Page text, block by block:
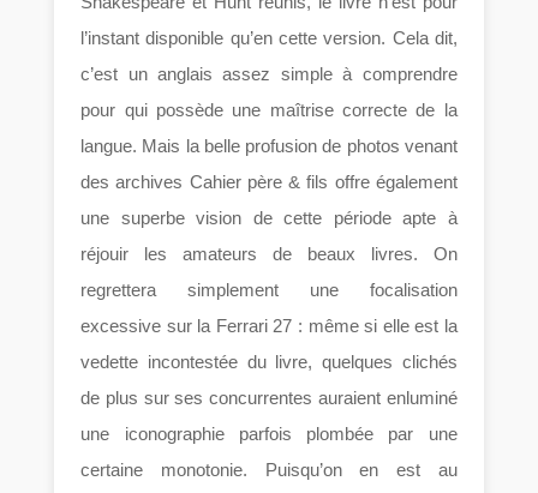
l’instant disponible qu’en cette version. Cela dit,
c’est un anglais assez simple à comprendre
pour qui possède une maîtrise correcte de la
langue. Mais la belle profusion de photos venant
des archives Cahier père & fils offre également
une superbe vision de cette période apte à
réjouir les amateurs de beaux livres. On
regrettera simplement une focalisation
excessive sur la Ferrari 27 : même si elle est la
vedette incontestée du livre, quelques clichés
de plus sur ses concurrentes auraient enluminé
une iconographie parfois plombée par une
certaine monotonie. Puisqu’on en est au